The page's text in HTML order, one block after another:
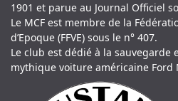
1901 et parue au Journal Officiel
Le MCF est membre de la
d’Epoque (FFVE) sous le n° 407.
Le club est dédié à la sauvegarde
mythique voiture américaine Ford